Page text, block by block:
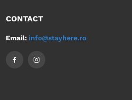
CONTACT
Email: info@stayhere.ro